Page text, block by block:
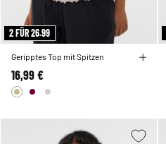
2 FÜR 26.99
Geripptes Top mit Spitzen
16,99 €